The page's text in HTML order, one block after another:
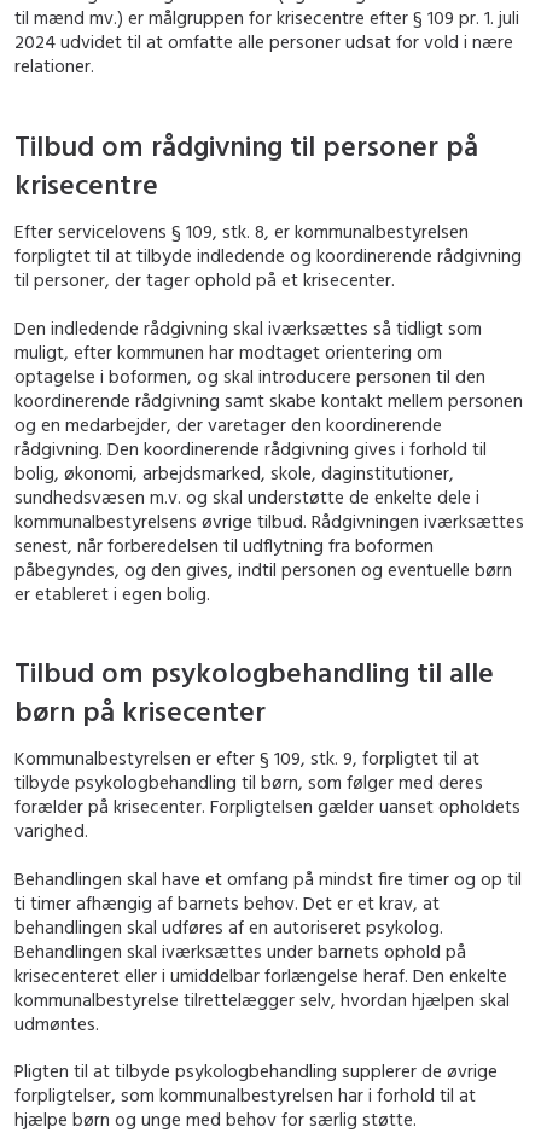
til mænd mv.) er målgruppen for krisecentre efter § 109 pr. 1. juli
2024 udvidet til at omfatte alle personer udsat for vold i nære
relationer.
Tilbud om rådgivning til personer på
krisecentre
Efter servicelovens § 109, stk. 8, er kommunalbestyrelsen
forpligtet til at tilbyde indledende og koordinerende rådgivning
til personer, der tager ophold på et krisecenter.
Den indledende rådgivning skal iværksættes så tidligt som
muligt, efter kommunen har modtaget orientering om
optagelse i boformen, og skal introducere personen til den
koordinerende rådgivning samt skabe kontakt mellem personen
og en medarbejder, der varetager den koordinerende
rådgivning. Den koordinerende rådgivning gives i forhold til
bolig, økonomi, arbejdsmarked, skole, daginstitutioner,
sundhedsvæsen m.v. og skal understøtte de enkelte dele i
kommunalbestyrelsens øvrige tilbud. Rådgivningen iværksættes
senest, når forberedelsen til udflytning fra boformen
påbegyndes, og den gives, indtil personen og eventuelle børn
er etableret i egen bolig.
Tilbud om psykologbehandling til alle
børn på krisecenter
Kommunalbestyrelsen er efter § 109, stk. 9, forpligtet til at
tilbyde psykologbehandling til børn, som følger med deres
forælder på krisecenter. Forpligtelsen gælder uanset opholdets
varighed.
Behandlingen skal have et omfang på mindst fire timer og op til
ti timer afhængig af barnets behov. Det er et krav, at
behandlingen skal udføres af en autoriseret psykolog.
Behandlingen skal iværksættes under barnets ophold på
krisecenteret eller i umiddelbar forlængelse heraf. Den enkelte
kommunalbestyrelse tilrettelægger selv, hvordan hjælpen skal
udmøntes.
Pligten til at tilbyde psykologbehandling supplerer de øvrige
forpligtelser, som kommunalbestyrelsen har i forhold til at
hjælpe børn og unge med behov for særlig støtte.